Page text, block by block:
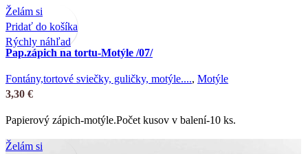
Želám si
Pridať do košíka
Rýchly náhľad
Pap.zápich na tortu-Motýle /07/
Fontány,tortové sviečky, guličky, motýle...., Motýle
3,30 €
Papierový zápich-motýle.Počet kusov v balení-10 ks.
Želám si